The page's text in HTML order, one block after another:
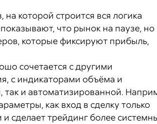
которой строится вся логика
что рынок на паузе, но
которые фиксируют прибыль,
сочетается с другими
с индикаторами объёма и
так и автоматизированной.
как вход в сделку только
сделает трейдинг более